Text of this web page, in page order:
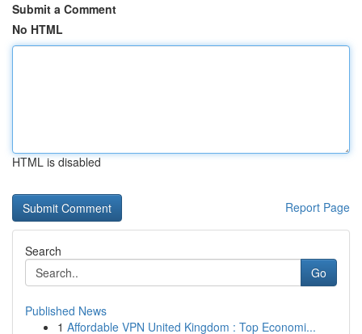
Submit a Comment
No HTML
HTML is disabled
Report Page
Search
Go
Published News
1 Affordable VPN United Kingdom : Top Economi...